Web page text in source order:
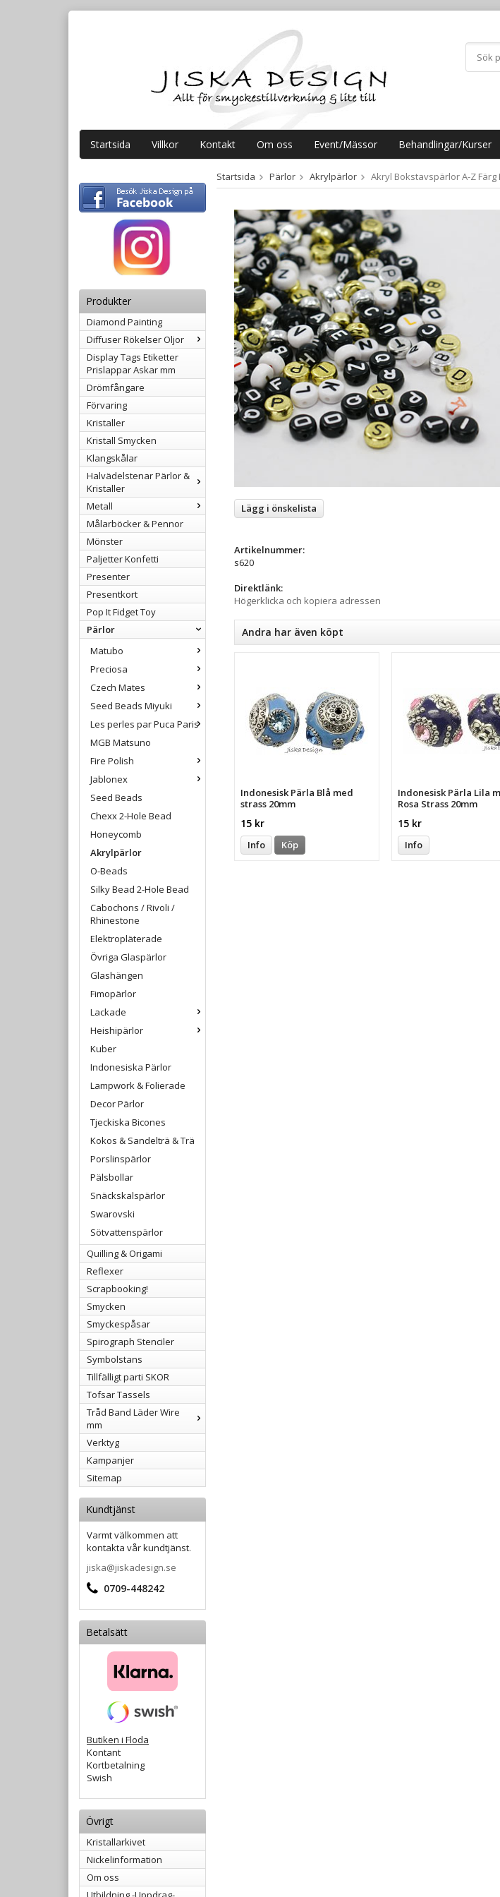
Startsida Villkor Kontakt Om oss Event/Mässor Behandlingar/Kurser
Produkter
Diamond Painting
Diffuser Rökelser Oljor
Display Tags Etiketter
Prislappar Askar mm
Drömfångare
Förvaring
Kristaller
Kristall Smycken
Klangskålar
Halvädelstenar Pärlor &
Kristaller
Metall
Målarböcker & Pennor
Mönster
Paljetter Konfetti
Presenter
Presentkort
Pop It Fidget Toy
Pärlor
Matubo
Preciosa
Czech Mates
Seed Beads Miyuki
Les perles par Puca Paris
MGB Matsuno
Fire Polish
Jablonex
Seed Beads
Chexx 2-Hole Bead
Honeycomb
Akrylpärlor
O-Beads
Silky Bead 2-Hole Bead
Cabochons / Rivoli /
Rhinestone
Elektropläterade
Övriga Glaspärlor
Glashängen
Fimopärlor
Lackade
Heishipärlor
Kuber
Indonesiska Pärlor
Lampwork & Folierade
Decor Pärlor
Tjeckiska Bicones
Kokos & Sandelträ & Trä
Porslinspärlor
Pälsbollar
Snäckskalspärlor
Swarovski
Sötvattenspärlor
Quilling & Origami
Reflexer
Scrapbooking!
Smycken
Smyckespåsar
Spirograph Stenciler
Symbolstans
Tillfälligt parti SKOR
Tofsar Tassels
Tråd Band Läder Wire
mm
Verktyg
Kampanjer
Sitemap
Kundtjänst
Varmt välkommen att
kontakta vår kundtjänst.
jiska@jiskadesign.se
0709-448242
Betalsätt
Butiken i Floda
Kontant
Kortbetalning
Swish
Övrigt
Kristallarkivet
Nickelinformation
Om oss
Startsida Pärlor Akrylpärlor Akryl Bokstavspärlor A-Z Färg
Lägg i önskelista
Artikelnummer:
s620
Direktlänk:
Högerklicka och kopiera adressen
Andra har även köpt
Indonesisk Pärla Blå med
strass 20mm
15 kr
Info Köp
Indonesisk Pärla Lila
Rosa Strass 20mm
15 kr
Info